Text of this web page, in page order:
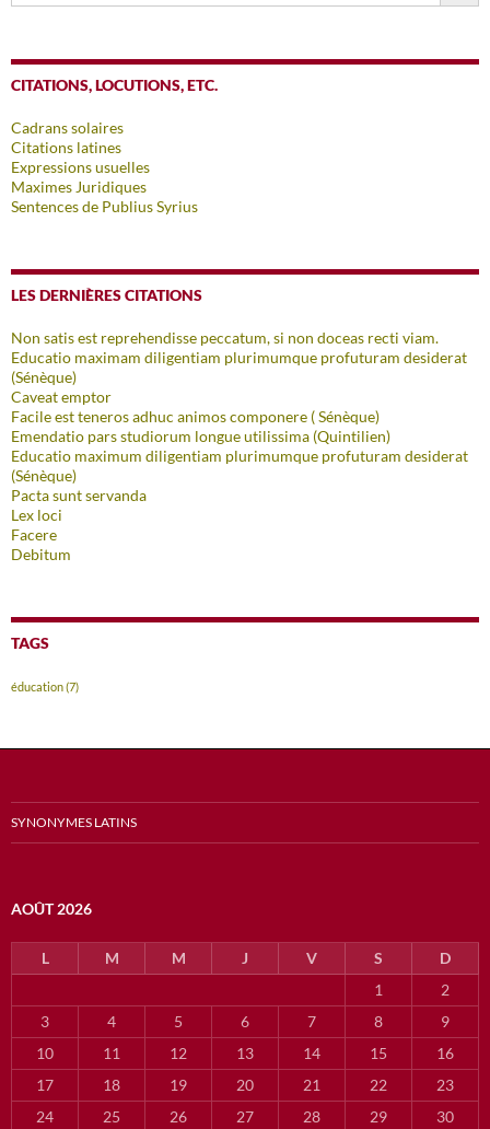
CITATIONS, LOCUTIONS, ETC.
Cadrans solaires
Citations latines
Expressions usuelles
Maximes Juridiques
Sentences de Publius Syrius
LES DERNIÈRES CITATIONS
Non satis est reprehendisse peccatum, si non doceas recti viam.
Educatio maximam diligentiam plurimumque profuturam desiderat
(Sénèque)
Caveat emptor
Facile est teneros adhuc animos componere ( Sénèque)
Emendatio pars studiorum longue utilissima (Quintilien)
Educatio maximum diligentiam plurimumque profuturam desiderat
(Sénèque)
Pacta sunt servanda
Lex loci
Facere
Debitum
TAGS
éducation(7)
SYNONYMES LATINS
AOÛT 2026
L M M J V S
D
1
2
3
4 5 6 7 8
9
10
11 12 13 14 15
16
17
18 19 20 21 22
23
24
25 26 27 28 29 30